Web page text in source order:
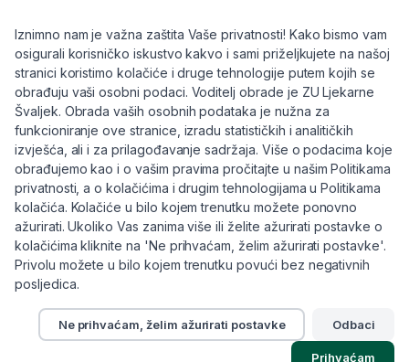
CeraVe
Eucerin
Avene
Bioderma
Svi brandovi
Info
Trebate pomoć ili imate pitanja?
+385 91 6191 901
info@eljekarna24.hr
© 2026 eljekarna24. Sva prava pridržana.
Iznimno nam je važna zaštita Vaše privatnosti! Kako bismo vam
osigurali korisničko iskustvo kakvo i sami priželjkujete na našoj
stranici koristimo kolačiće i druge tehnologije putem kojih se
obrađuju vaši osobni podaci. Voditelj obrade je ZU Ljekarne
Švaljek. Obrada vaših osobnih podataka je nužna za
funkcioniranje ove stranice, izradu statističkih i analitičkih
izvješća, ali i za prilagođavanje sadržaja. Više o podacima koje
obrađujemo kao i o vašim pravima pročitajte u našim Politikama
privatnosti, a o kolačićima i drugim tehnologijama u Politikama
kolačića. Kolačiće u bilo kojem trenutku možete ponovno
ažurirati. Ukoliko Vas zanima više ili želite ažurirati postavke o
kolačićima kliknite na 'Ne prihvaćam, želim ažurirati postavke'.
Privolu možete u bilo kojem trenutku povući bez negativnih
posljedica.
Ne prihvaćam, želim ažurirati postavke Odbaci
Prihvaćam